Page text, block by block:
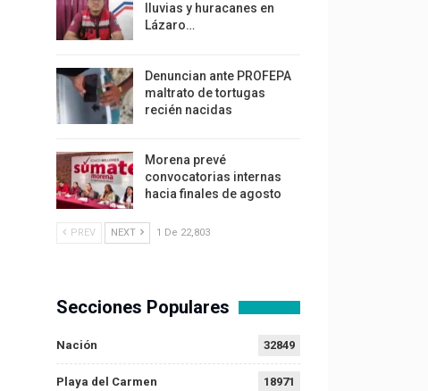
lluvias y huracanes en
Lázaro…
Denuncian ante PROFEPA
maltrato de tortugas
recién nacidas
Morena prevé
convocatorias internas
hacia finales de agosto
PREV NEXT 1 De 22,803
Secciones Populares
Nación 32849
Playa del Carmen 18971